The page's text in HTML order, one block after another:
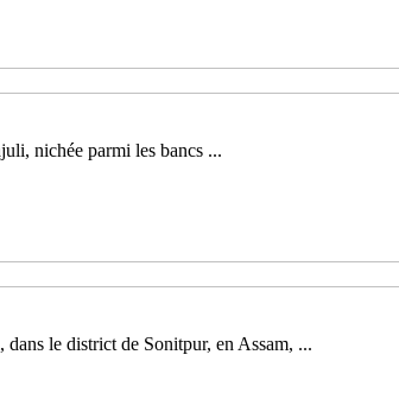
nichée parmi les bancs ...
le district de Sonitpur, en Assam, ...